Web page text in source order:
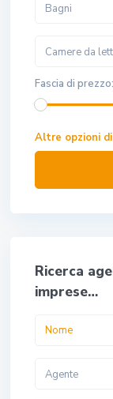
Bagni
Camere da
Fascia di prezzo:
Altre opzioni
Ricerca
imprese…
Agente